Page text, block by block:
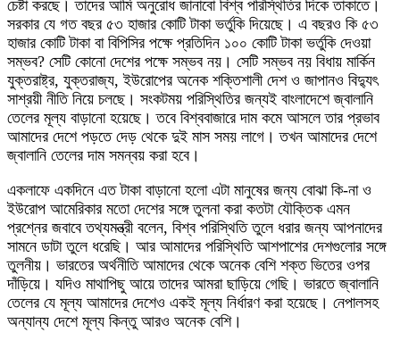
চেষ্টা করছে। তাদের আমি অনুরোধ জানাবো বিশ্ব পরিস্থিতির দিকে তাকাতে।
সরকার যে গত বছর ৫৩ হাজার কোটি টাকা ভর্তুকি দিয়েছে। এ বছরও কি ৫৩
হাজার কোটি টাকা বা বিপিসির পক্ষে প্রতিদিন ১০০ কোটি টাকা ভর্তুকি দেওয়া
সম্ভব? সেটি কোনো দেশের পক্ষে সম্ভব নয়। সেটি সম্ভব নয় বিধায় মার্কিন
যুক্তরাষ্ট্র, যুক্তরাজ্য, ইউরোপের অনেক শক্তিশালী দেশ ও জাপানও বিদ্যুৎ
সাশ্রয়ী নীতি নিয়ে চলছে। সংকটময় পরিস্থিতির জন্যই বাংলাদেশে জ্বালানি
তেলের মূল্য বাড়ানো হয়েছে। তবে বিশ্ববাজারে দাম কমে আসলে তার প্রভাব
আমাদের দেশে পড়তে দেড় থেকে দুই মাস সময় লাগে। তখন আমাদের দেশে
জ্বালানি তেলের দাম সমন্বয় করা হবে।
একলাফে একদিনে এত টাকা বাড়ানো হলো এটা মানুষের জন্য বোঝা কি-না ও
ইউরোপ আমেরিকার মতো দেশের সঙ্গে তুলনা করা কতটা যৌক্তিক এমন
প্রশ্নের জবাবে তথ্যমন্ত্রী বলেন, বিশ্ব পরিস্থিতি তুলে ধরার জন্য আপনাদের
সামনে ডাটা তুলে ধরেছি। আর আমাদের পরিস্থিতি আশপাশের দেশগুলোর সঙ্গে
তুলনীয়। ভারতের অর্থনীতি আমাদের থেকে অনেক বেশি শক্ত ভিতের ওপর
দাঁড়িয়ে। যদিও মাথাপিছু আয়ে তাদের আমরা ছাড়িয়ে গেছি। ভারতে জ্বালানি
তেলের যে মূল্য আমাদের দেশেও একই মূল্য নির্ধারণ করা হয়েছে। নেপালসহ
অন্যান্য দেশে মূল্য কিন্তু আরও অনেক বেশি।